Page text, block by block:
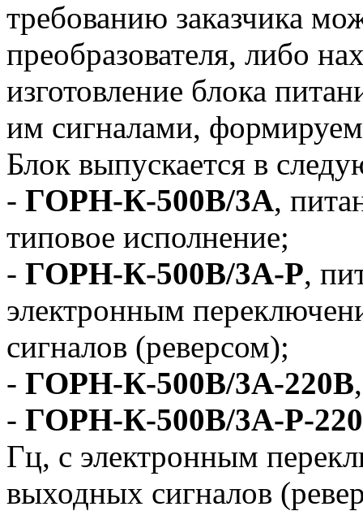
требованию заказчика
преобразователя, либо
изготовление блока
им сигналами,
Блок выпускается в
- ГОРН-К-500В/3А,
типовое исполнение;
- ГОРН-К-500В/3А-Р,
электронным
сигналов (реверсом);
- ГОРН-К-500В/3А-220В
- ГОРН-К-500В/3А-Р-
Гц, с электронным
выходных сигналов